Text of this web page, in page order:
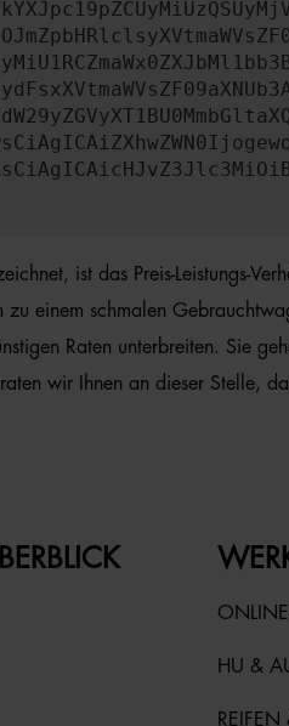
ist das Preis-Leistungs-
einem schmalen
Raten unterbreiten. Sie
wir Ihnen an dieser Stelle,
HU &
REIFEN